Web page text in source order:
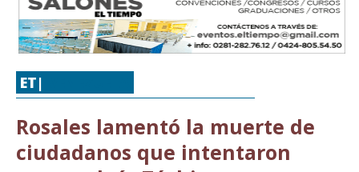
ET|
Rosales lamentó la muerte de
ciudadanos que intentaron